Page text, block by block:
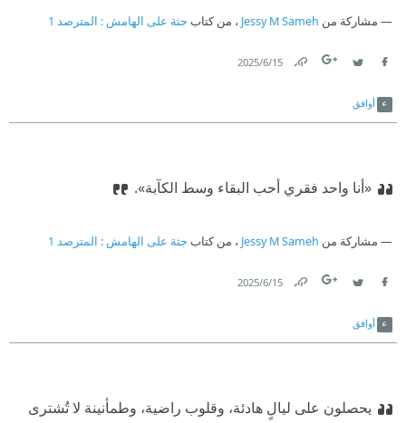
مشاركة من Jessy M Sameh ، من كتاب جثة على الهامش⁩ : المترصد 1
15‏/6‏/2025
أوافق
«أنا واحد فقري أحب البقاء وسط الكآبة».
مشاركة من Jessy M Sameh ، من كتاب جثة على الهامش⁩ : المترصد 1
15‏/6‏/2025
أوافق
يحصلون على ليالٍ هادئة، وقلوب راضية، وطمأنينة لا تُشترى